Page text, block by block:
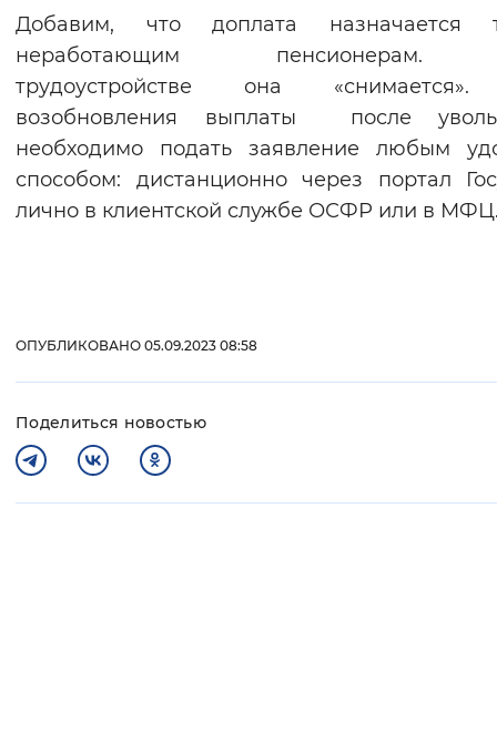
Добавим, что доплата назначается
неработающим
трудоустройстве она
возобновления выплаты после
необходимо подать заявление любым
способом: дистанционно через портал
лично в клиентской службе ОСФР или в
ОПУБЛИКОВАНО 05.09.2023 08:58
Поделиться новостью